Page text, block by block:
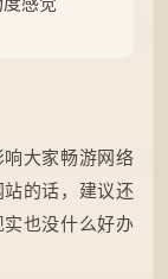
大家畅游网络
的话，建议还
也没什么好办